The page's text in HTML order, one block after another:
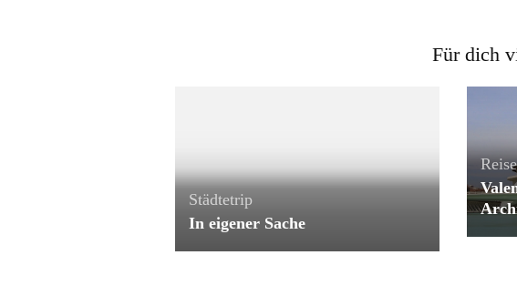
Für dich
Städtetrip
In eigener Sache
Reise